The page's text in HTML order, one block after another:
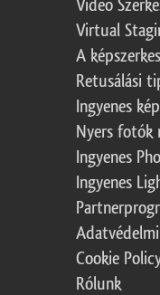
Video
Virtual
A
Retusálási
Ingyenes
Nyers fotók
Ingyenes
Ingyenes
Cookie
Rólunk